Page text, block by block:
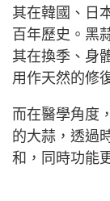
其在韓國、日
百年歷史。黑
其在換季、身
用作天然的修
而在醫學角度
的大蒜，透過
和，同時功能